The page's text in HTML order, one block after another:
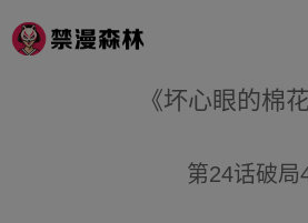
《坏心眼的棉
第24话破局